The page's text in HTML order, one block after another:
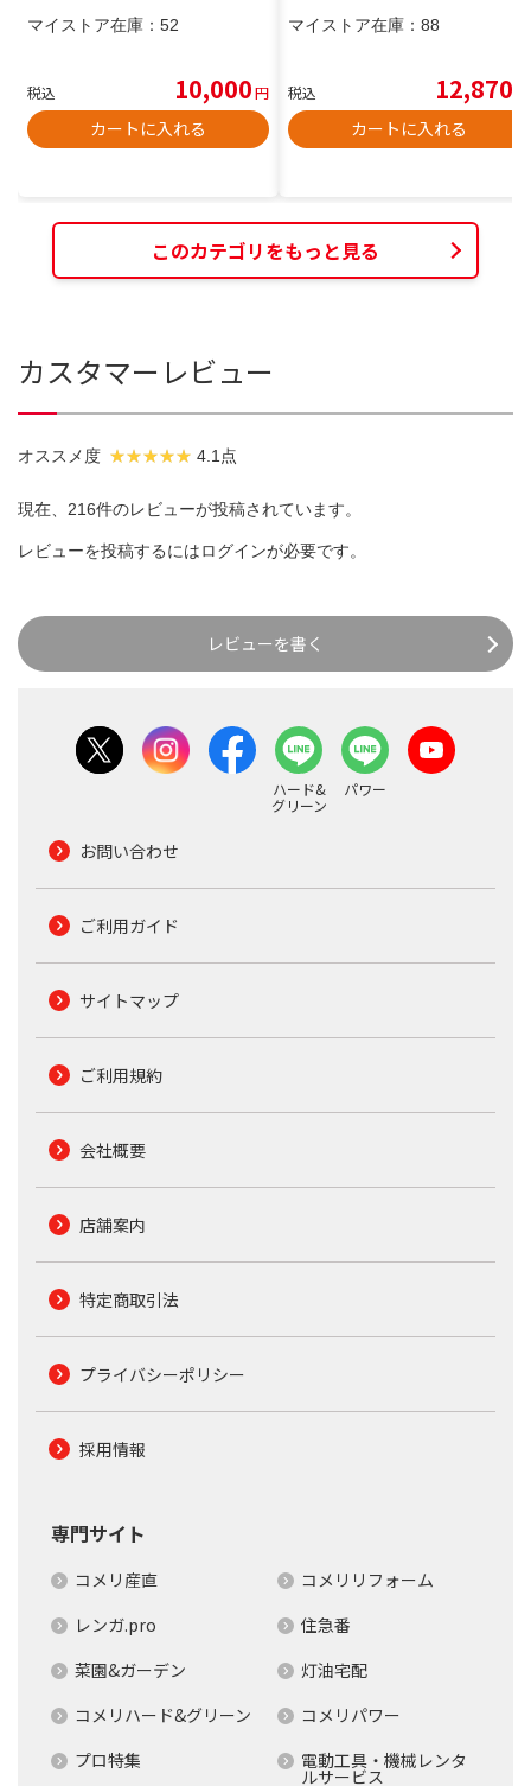
マイストア在庫： 52
税込 10,000円
カートに入れる
マイストア在庫： 88
税込 12,870
カートに入れる
このカテゴリをもっと見る
カスタマーレビュー
オススメ度 4.1点
現在、216件のレビューが投稿されています。
レビューを投稿するにはログインが必要です。
レビューを書く
ハード&
グリーン
パワー
お問い合わせ
ご利用ガイド
サイトマップ
ご利用規約
会社概要
店舗案内
特定商取引法
プライバシーポリシー
採用情報
専門サイト
コメリ産直
コメリリフォーム
レンガ.pro
住急番
菜園&ガーデン
灯油宅配
コメリハード&グリーン
コメリパワー
プロ特集
電動工具・機械レンタ
ルサービス